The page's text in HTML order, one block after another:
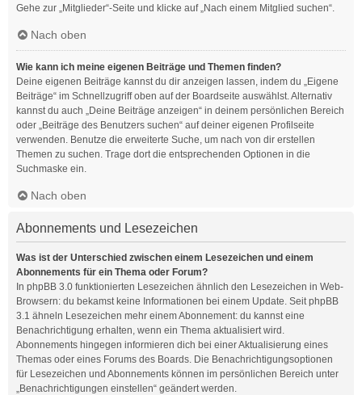
Gehe zur „Mitglieder“-Seite und klicke auf „Nach einem Mitglied suchen“.
Nach oben
Wie kann ich meine eigenen Beiträge und Themen finden?
Deine eigenen Beiträge kannst du dir anzeigen lassen, indem du „Eigene
Beiträge“ im Schnellzugriff oben auf der Boardseite auswählst. Alternativ
kannst du auch „Deine Beiträge anzeigen“ in deinem persönlichen Bereich
oder „Beiträge des Benutzers suchen“ auf deiner eigenen Profilseite
verwenden. Benutze die erweiterte Suche, um nach von dir erstellen
Themen zu suchen. Trage dort die entsprechenden Optionen in die
Suchmaske ein.
Nach oben
Abonnements und Lesezeichen
Was ist der Unterschied zwischen einem Lesezeichen und einem
Abonnements für ein Thema oder Forum?
In phpBB 3.0 funktionierten Lesezeichen ähnlich den Lesezeichen in Web-
Browsern: du bekamst keine Informationen bei einem Update. Seit phpBB
3.1 ähneln Lesezeichen mehr einem Abonnement: du kannst eine
Benachrichtigung erhalten, wenn ein Thema aktualisiert wird.
Abonnements hingegen informieren dich bei einer Aktualisierung eines
Themas oder eines Forums des Boards. Die Benachrichtigungsoptionen
für Lesezeichen und Abonnements können im persönlichen Bereich unter
„Benachrichtigungen einstellen“ geändert werden.